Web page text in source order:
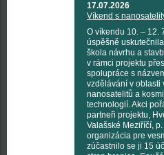
17.07.2026
Víkend s
O víkendu 10. – 12.
úspěšně
škola návrhu a
v rámci projektu
spolupráce s
vzdělávání v oblasti
nanosatelitů a
technologií. Akci
partneři projektu,
Valašské Meziříčí,
organizácia pre
zúčastnilo se ji 15